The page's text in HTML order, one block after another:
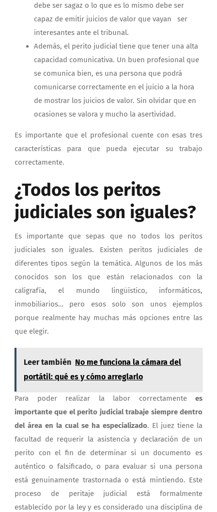
debe ser sagaz o lo que es lo mismo debe ser
capaz de emitir juicios de valor que vayan ser
interesantes ante el tribunal.
Además, el perito judicial tiene que tener una alta
capacidad comunicativa. Un buen profesional que
se comunica bien, es una persona que podrá
comunicarse correctamente en el juicio a la hora
de mostrar los juicios de valor. Sin olvidar que en
ocasiones se valora y mucho la asertividad.
Es importante que el profesional cuente con esas tres
características para que pueda ejecutar su trabajo
correctamente.
¿Todos los peritos
judiciales son iguales?
Es importante que sepas que no todos los peritos
judiciales son iguales. Existen peritos judiciales de
diferentes tipos según la temática. Algunos de los más
conocidos son los que están relacionados con la
caligrafía, el mundo lingüístico, informáticos,
inmobiliarios… pero esos solo son unos ejemplos
porque realmente hay muchas más opciones entre las
que elegir.
Leer también No me funciona la cámara del
portátil: qué es y cómo arreglarlo
Para poder realizar la labor correctamente es
importante que el perito judicial trabaje siempre dentro
del área en la cual se ha especializado. El juez tiene la
facultad de requerir la asistencia y declaración de un
perito con el fin de determinar si un documento es
auténtico o falsificado, o para evaluar si una persona
está genuinamente trastornada o está mintiendo. Este
proceso de peritaje judicial está formalmente
establecido por la ley y es considerado una disciplina de